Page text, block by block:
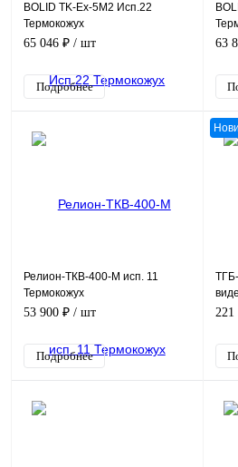
BOLID TK-Ex-5M2 Исп.22
Термокожух
взрывозащищенный
65 046 ₽ / шт
Подробнее
63
Релион-ТКВ-400-М исп. 11
Термокожух
взрывозащищенный
53 900 ₽ / шт
Подробнее
221